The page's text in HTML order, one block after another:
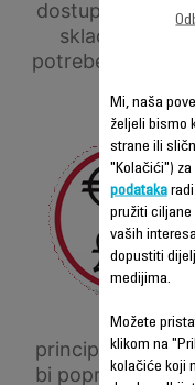
dostupnost
skladišti
potrebe u
principu ključ u
bi popravke bile
Mi, naša
željeli bismo
strane ili
"Kolačići") za
podatakaradi
pružiti ciljane
vaših
dopustiti
medijima.
Možete
klikom na
kolačiće koji